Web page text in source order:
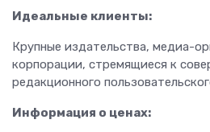
Идеальные клиенты:
Крупные издательства, медиа-
корпорации, стремящиеся к
редакционного
Информация о ценах: